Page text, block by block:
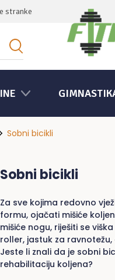
stranke
Sobni bicikli
Sobni bicikli
Za sve kojima redovno
formu, ojačati mišiće
mišiće nogu, riješiti se
roller, jastuk za
Jeste li znali da je sobni
rehabilitaciju koljena?